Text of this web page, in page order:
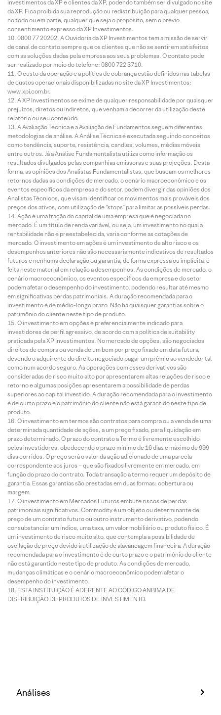
investimentos da XP e clientes da XP, podendo também ser divulgado no site
da XP. Fica proibida sua reprodução ou redistribuição para qualquer pessoa,
no todo ou em parte, qualquer que seja o propósito, sem o prévio
consentimento expresso da XP Investimentos.
0800 77 20202. A Ouvidoria da XP Investimentos tem a missão de servir
de canal de contato sempre que os clientes que não se sentirem satisfeitos
com as soluções dadas pela empresa aos seus problemas. O contato pode
ser realizado por meio do telefone: 0800 722 3710.
O custo da operação e a política de cobrança estão definidos nas tabelas
de custos operacionais disponibilizadas no site da XP Investimentos:
www.xpi.com.br.
A XP Investimentos se exime de qualquer responsabilidade por quaisquer
prejuízos, diretos ou indiretos, que venham a decorrer da utilização deste
relatório ou seu conteúdo.
A Avaliação Técnica e a Avaliação de Fundamentos seguem diferentes
metodologias de análise. A Análise Técnica é executada seguindo conceitos
como tendência, suporte, resistência, candles, volumes, médias móveis
entre outros. Já a Análise Fundamentalista utiliza como informação os
resultados divulgados pelas companhias emissoras e suas projeções. Desta
forma, as opiniões dos Analistas Fundamentalistas, que buscam os melhores
retornos dadas as condições de mercado, o cenário macroeconômico e os
eventos específicos da empresa e do setor, podem divergir das opiniões dos
Analistas Técnicos, que visam identificar os movimentos mais prováveis dos
preços dos ativos, com utilização de “stops” para limitar as possíveis perdas.
Ação é uma fração do capital de uma empresa que é negociada no
mercado. É um título de renda variável, ou seja, um investimento no qual a
rentabilidade não é preestabelecida, varia conforme as cotações de
mercado. O investimento em ações é um investimento de alto risco e os
desempenhos anteriores não são necessariamente indicativos de resultados
futuros e nenhuma declaração ou garantia, de forma expressa ou implícita, é
feita neste material em relação a desempenhos. As condições de mercado, o
cenário macroeconômico, os eventos específicos da empresa e do setor
podem afetar o desempenho do investimento, podendo resultar até mesmo
em significativas perdas patrimoniais. A duração recomendada para o
investimento é de médio-longo prazo. Não há quaisquer garantias sobre o
patrimônio do cliente neste tipo de produto.
O investimento em opções é preferencialmente indicado para
investidores de perfil agressivo, de acordo com a política de suitability
praticada pela XP Investimentos. No mercado de opções, são negociados
direitos de compra ou venda de um bem por preço fixado em data futura,
devendo o adquirente do direito negociado pagar um prêmio ao vendedor tal
como num acordo seguro. As operações com esses derivativos são
consideradas de risco muito alto por apresentarem altas relações de risco e
retorno e algumas posições apresentarem a possibilidade de perdas
superiores ao capital investido. A duração recomendada para o investimento
é de curto prazo e o patrimônio do cliente não está garantido neste tipo de
produto.
O investimento em termos são contratos para compra ou a venda de uma
determinada quantidade de ações, a um preço fixado, para liquidação em
prazo determinado. O prazo do contrato a Termo é livremente escolhido
pelos investidores, obedecendo o prazo mínimo de 16 dias e máximo de 999
dias corridos. O preço será o valor da ação adicionado de uma parcela
correspondente aos juros – que são fixados livremente em mercado, em
função do prazo do contrato. Toda transação a termo requer um depósito de
garantia. Essas garantias são prestadas em duas formas: cobertura ou
margem.
O investimento em Mercados Futuros embute riscos de perdas
patrimoniais significativos. Commodity é um objeto ou determinante de
preço de um contrato futuro ou outro instrumento derivativo, podendo
consubstanciar um índice, uma taxa, um valor mobiliário ou produto físico. É
um investimento de risco muito alto, que contempla a possibilidade de
oscilação de preço devido à utilização de alavancagem financeira. A duração
recomendada para o investimento é de curto prazo e o patrimônio do cliente
não está garantido neste tipo de produto. As condições de mercado,
mudanças climáticas e o cenário macroeconômico podem afetar o
desempenho do investimento.
ESTA INSTITUIÇÃO É ADERENTE AO CÓDIGO ANBIMA DE
DISTRIBUIÇÃO DE PRODUTOS DE INVESTIMENTO.
Análises